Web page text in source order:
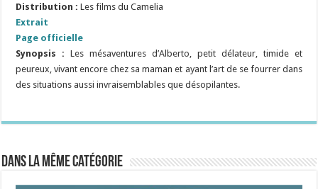
Distribution : Les films du Camelia
Extrait
Page officielle
Synopsis :Les mésaventures d’Alberto, petit délateur, timide et
peureux, vivant encore chez sa maman et ayant l’art de se fourrer dans
des situations aussi invraisemblables que désopilantes.
Dans la même catégorie